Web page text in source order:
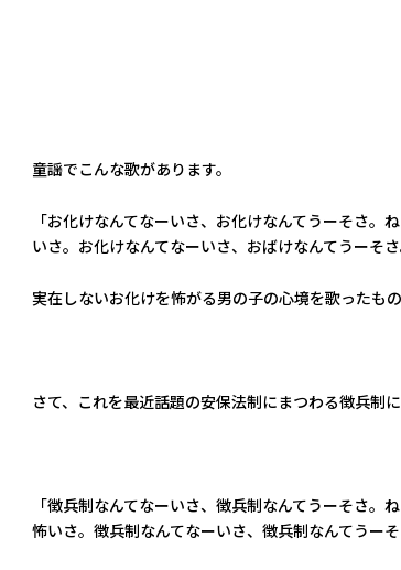
童謡でこんな歌があります。
「お化けなんてなーいさ、お化けなんてうーそさ
いさ。お化けなんてなーいさ、おばけなんてうーそさ
実在しないお化けを怖がる男の子の心境を歌ったもの
さて、これを最近話題の安保法制にまつわる徴兵制
「徴兵制なんてなーいさ、徴兵制なんてうーそさ
怖いさ。徴兵制なんてなーいさ、徴兵制なんてうーそ